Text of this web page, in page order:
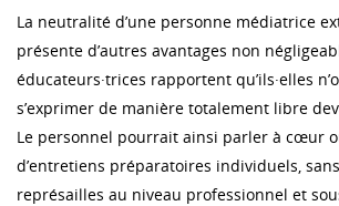
La neutralité d’une personne médiatrice
présente d’autres avantages non
éducateurs·trices rapportent qu’ils·elles
s’exprimer de manière totalement libre
Le personnel pourrait ainsi parler à cœur
d’entretiens préparatoires individuels,
représailles au niveau professionnel et